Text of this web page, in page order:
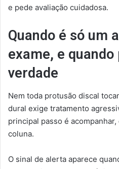
e pede avaliação cuidadosa.
Quando é só um
exame, e quando
verdade
Nem toda protusão discal
dural exige tratamento
principal passo é
coluna.
O sinal de alerta aparece